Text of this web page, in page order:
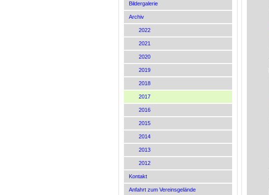
Bildergalerie
Archiv
2022
2021
2020
2019
2018
2017
2016
2015
2014
2013
2012
Kontakt
Anfahrt zum Vereinsgelände